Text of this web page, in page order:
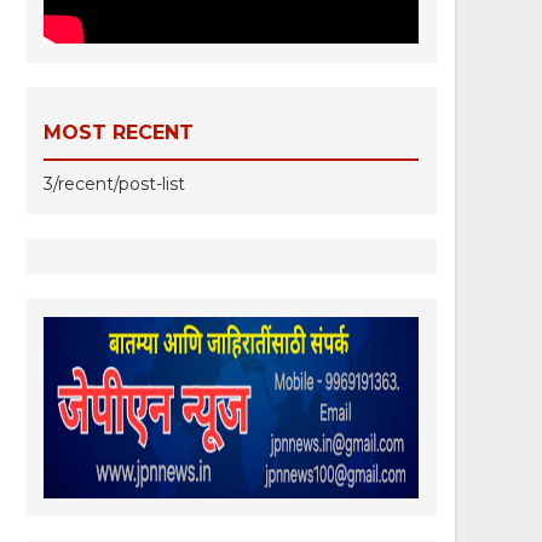
MOST RECENT
3/recent/post-list